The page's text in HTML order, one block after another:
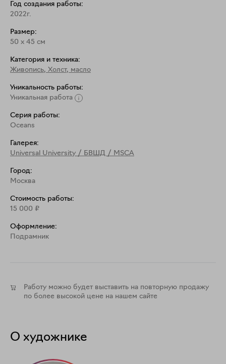
Год создания работы:
2022г.
Размер:
50 x 45 см
Категория и техника:
Живопись, Холст, масло
Уникальность работы:
Уникальная работа
Серия работы:
Oceans
Галерея:
Universal University / БВШД / MSCA
Город:
Москва
Стоимость работы:
15 000 ₽
Оформление:
Подрамник
Работу можно будет выставить на повторную продажу
по более высокой цене на нашем сайте
О художнике